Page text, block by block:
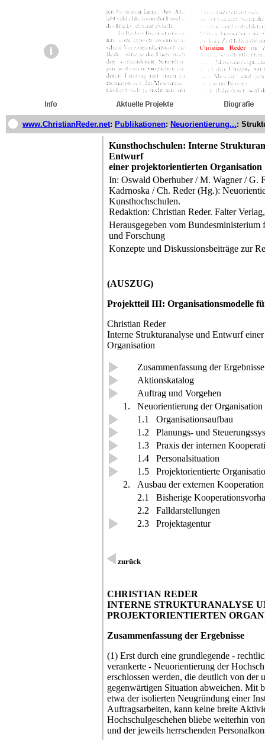
www.ChristianReder.net: Publikationen: Neuorientierung...:
Kunsthochschulen: Interne
Entwurf
einer projektorientierten Organisation
In: Oswald Oberhuber / M. Wagner / G.
Kadrnoska / Ch. Reder (Hg.):
Kunsthochschulen.
Redaktion: Christian Reder. Falter
Herausgegeben vom Bundesministerium
und Forschung
Konzepte und Diskussionsbeiträge zur
(AUSZUG)
Projektteil III: Organisationsmodelle
Christian Reder
Interne Strukturanalyse und Entwurf
Organisation
Zusammenfassung der Ergebnisse
Aktionskatalog
Auftrag und Vorgehen
1.
Neuorientierung der Organisation
1.1
Organisationsaufbau
1.2
Planungs- und
1.3
Praxis der internen
1.4
Personalsituation
1.5
Projektorientierte
2.
Ausbau der externen Kooperation
2.1
Bisherige
2.2
Falldarstellungen
2.3
Projektagentur
zurück
CHRISTIAN REDER
INTERNE STRUKTURANALYSE
PROJEKTORIENTIERTEN
Zusammenfassung der Ergebnisse
(1) Erst durch eine grundlegende -
verankerte - Neuorientierung der
erschlossen werden, die deutlich von der
gegenwärtigen Situation abweichen. Mit
etwa der isolierten Neugründung einer
Auftragsarbeiten, kann keine breite
Hochschulgeschehen bliebe weiterhin
und der jeweils herrschenden